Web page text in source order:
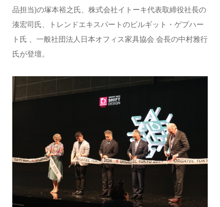
品担当)の塚本裕之氏、株式会社イトーキ代表取締役社長の
湊宏司氏、トレンドエキスパートのビルギット・ゲプハー
ト氏 、一般社団法人日本オフィス家具協会 会長の中村雅行
氏が登壇。